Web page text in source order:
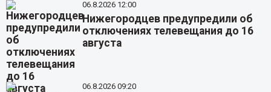
06.8.2026 12:00
Нижегородцев предупредили об
отключениях телевещания до 16
августа
06.8.2026 09:20